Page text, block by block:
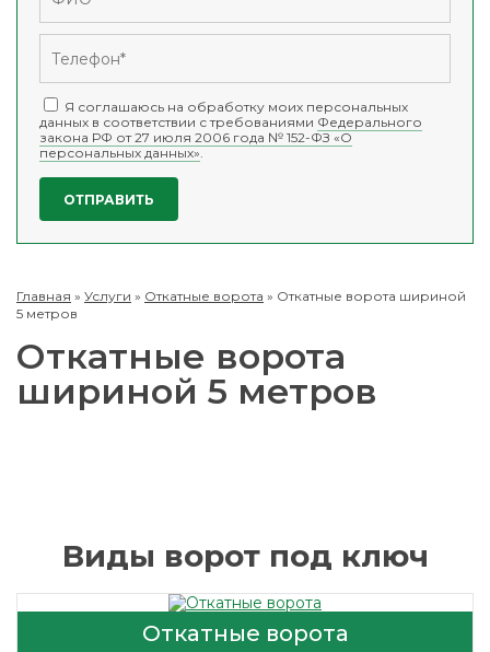
Я соглашаюсь на обработку моих персональных
данных в соответствии с требованиями Федерального
закона РФ от 27 июля 2006 года № 152-ФЗ «О
персональных данных».
Главная » Услуги » Откатные ворота » Откатные ворота шириной
5 метров
Откатные ворота
шириной 5 метров
Виды ворот под ключ
Откатные ворота